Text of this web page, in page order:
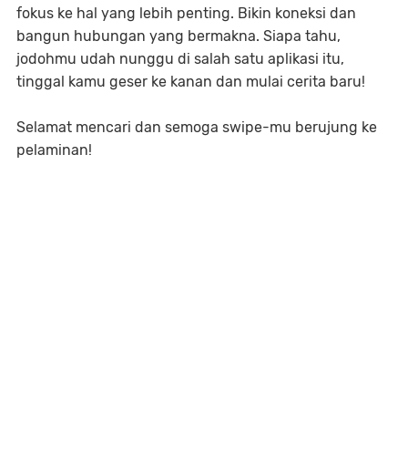
fokus ke hal yang lebih penting. Bikin koneksi dan
bangun hubungan yang bermakna. Siapa tahu,
jodohmu udah nunggu di salah satu aplikasi itu,
tinggal kamu geser ke kanan dan mulai cerita baru!
Selamat mencari dan semoga swipe-mu berujung ke
pelaminan!